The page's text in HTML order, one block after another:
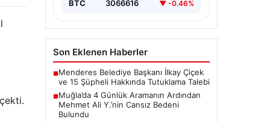
BTC 3066616 ▼ -0.46%
Son Eklenen Haberler
■Menderes Belediye Başkanı İlkay Çiçek
ve 15 Şüpheli Hakkında Tutuklama Talebi
■Muğla’da 4 Günlük Aramanın Ardından
Mehmet Ali Y.’nin Cansız Bedeni
Bulundu